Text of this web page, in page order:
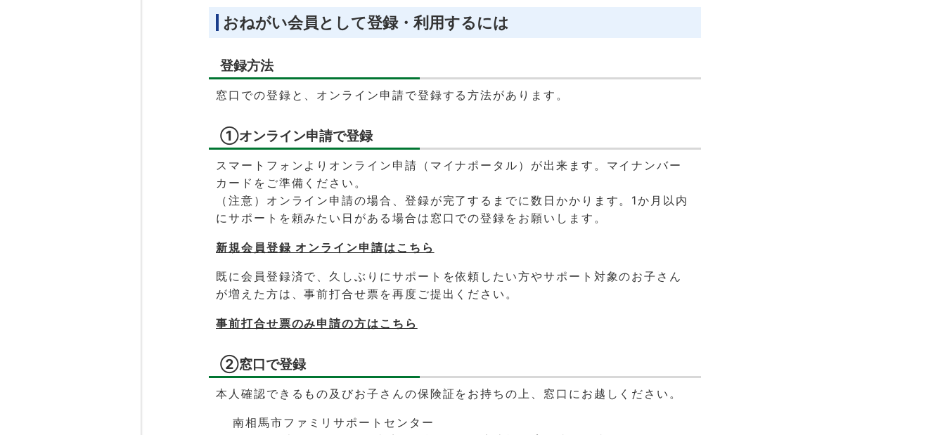
おねがい会員として登録・利用するには
登録方法
窓口での登録と、オンライン申請で登録する方法があります。
①オンライン申請で登録
スマートフォンよりオンライン申請（マイナポータル）が出来ます。マイナンバー
カードをご準備ください。
（注意）オンライン申請の場合、登録が完了するまでに数日かかります。1か月以内
にサポートを頼みたい日がある場合は窓口での登録をお願いします。
新規会員登録 オンライン申請はこちら
既に会員登録済で、久しぶりにサポートを依頼したい方やサポート対象のお子さん
が増えた方は、事前打合せ票を再度ご提出ください。
事前打合せ票のみ申請の方はこちら
②窓口で登録
本人確認できるもの及びお子さんの保険証をお持ちの上、窓口にお越しください。
南相馬市ファミリサポートセンター